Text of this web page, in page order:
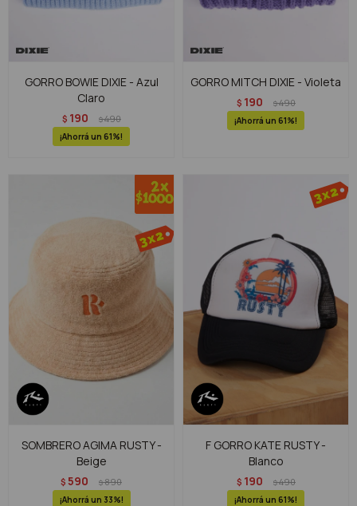
GORRO BOWIE DIXIE - Azul
Claro
$ 190 $490
61
GORRO MITCH DIXIE - Violeta
$ 190 $490
61
SOMBRERO AGIMA RUSTY -
Beige
$ 590 $890
33
F GORRO KATE RUSTY -
Blanco
$ 190 $490
61